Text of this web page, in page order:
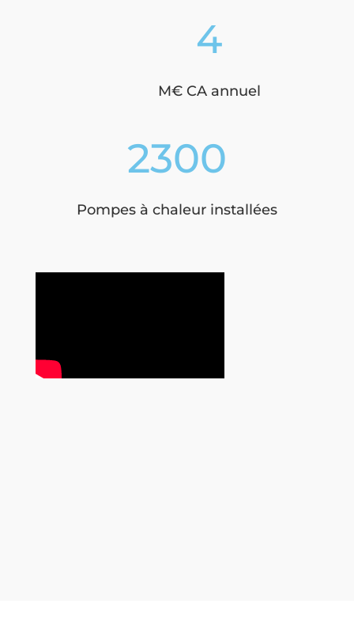
4
M€ CA annuel
2300
Pompes à chaleur installées